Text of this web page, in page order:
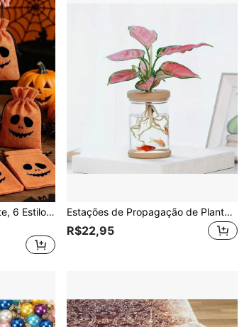
Halloween 6/12/24 Pacote, 6 Estilos de Sacos de Doces de Linho com Abóbora e Cordões, Tamanho 4 X 5,53 Polegadas, Perfeito para Festas de Halloween (Laranja)
Estações de Propagação de Plantas, Vaso de Flor de Mesa Separado para Sala de Estar e Quarto, Vasos Decorativos para Casamento, Dia dos Namorados, Dia das Mães...
R$22,95